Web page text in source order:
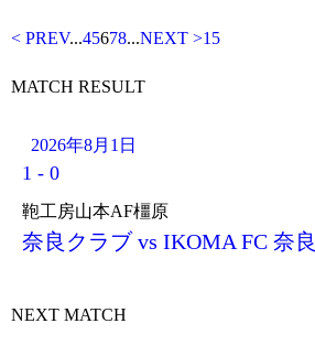
< PREV...45678...NEXT >15
MATCH RESULT
2026年8月1日
1 - 0
鞄工房山本AF橿原
奈良クラブ vs IKOMA FC 奈良
NEXT MATCH